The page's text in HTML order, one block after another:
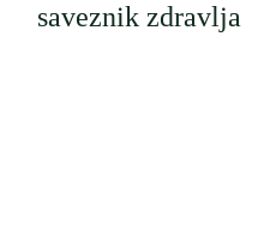
saveznik zdravlja